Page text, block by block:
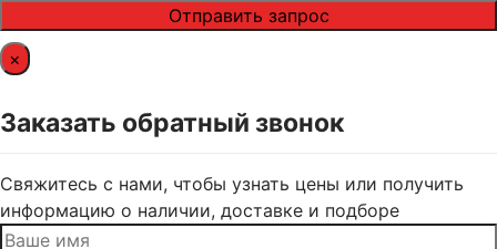
×
Заказать обратный звонок
Свяжитесь с нами, чтобы узнать цены или получить
информацию о наличии, доставке и подборе